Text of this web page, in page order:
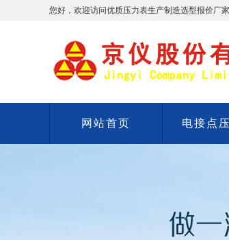
您好，欢迎访问优质压力表生产制造选型报价厂家
网站首页 电接点